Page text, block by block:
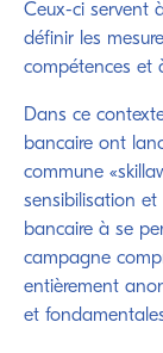
Ceux-ci servent
définir les
compétences et
Dans ce
bancaire ont
commune
sensibilisation
bancaire à se
campagne
entièrement
et